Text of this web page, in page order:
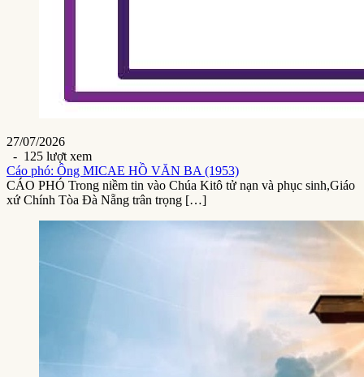
27/07/2026
- 125 lượt xem
Cáo phó: Ông MICAE HỒ VĂN BA (1953)
CÁO PHÓ Trong niềm tin vào Chúa Kitô tử nạn và phục sinh,Giáo
xứ Chính Tòa Đà Nẵng trân trọng […]